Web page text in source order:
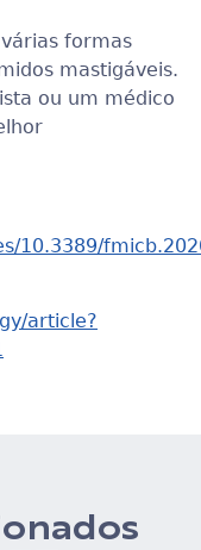
formas
mastigáveis.
ou um médico
10.3389/
article?